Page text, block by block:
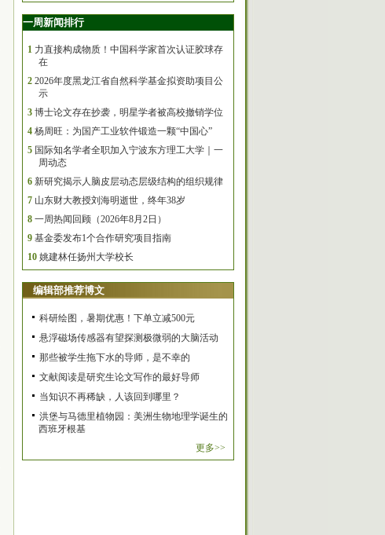
一周新闻排行
1 力直接构成物质！中国科学家首次认证胶球存
在
2 2026年度黑龙江省自然科学基金拟资助项目公
示
3 博士论文存在抄袭，明星学者被高校撤销学位
4 杨周旺：为国产工业软件锻造一颗“中国心”
5 国际知名学者全职加入宁波东方理工大学｜一
周动态
6 新研究揭示人脑皮层动态层级结构的组织规律
7 山东财大教授刘海明逝世，终年38岁
8 一周热闻回顾（2026年8月2日）
9 基金委发布1个合作研究项目指南
10 姚建林任扬州大学校长
编辑部推荐博文
科研绘图，暑期优惠！下单立减500元
悬浮磁场传感器有望探测极微弱的大脑活动
那些被学生拖下水的导师，是不幸的
文献阅读是研究生论文写作的最好导师
当知识不再稀缺，人该回到哪里？
洪堡与马德里植物园：美洲生物地理学诞生的
西班牙根基
更多>>